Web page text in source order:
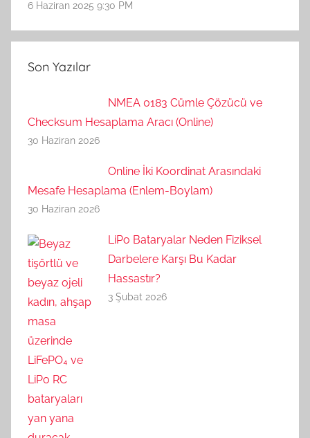
6 Haziran 2025 9:30 PM
Son Yazılar
NMEA 0183 Cümle Çözücü ve
Checksum Hesaplama Aracı (Online)
30 Haziran 2026
Online İki Koordinat Arasındaki
Mesafe Hesaplama (Enlem-Boylam)
30 Haziran 2026
LiPo Bataryalar Neden Fiziksel
Darbelere Karşı Bu Kadar
Hassastır?
3 Şubat 2026